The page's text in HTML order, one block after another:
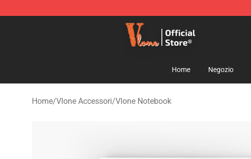
Vlone Shop - Official Vlone Merchandise Store
Home Negozio
Home/Vlone Accessori/Vlone Notebook